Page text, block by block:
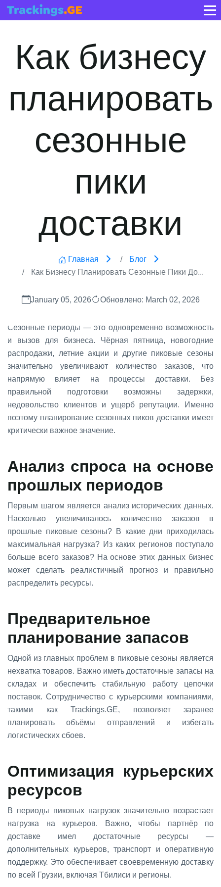
Как бизнесу
планировать
сезонные
пики
доставки
Главная
Блог
Как Бизнесу Планировать Сезонные Пики До...
January 05, 2026 Обновлено: March 02, 2026
Сезонные периоды — это одновременно возможность
и вызов для бизнеса. Чёрная пятница, новогодние
распродажи, летние акции и другие пиковые сезоны
значительно увеличивают количество заказов, что
напрямую влияет на процессы доставки. Без
правильной подготовки возможны задержки,
недовольство клиентов и ущерб репутации. Именно
поэтому планирование сезонных пиков доставки имеет
критически важное значение.
Анализ спроса на основе
прошлых периодов
Первым шагом является анализ исторических данных.
Насколько увеличивалось количество заказов в
прошлые пиковые сезоны? В какие дни приходилась
максимальная нагрузка? Из каких регионов поступало
больше всего заказов? На основе этих данных бизнес
может сделать реалистичный прогноз и правильно
распределить ресурсы.
Предварительное
планирование запасов
Одной из главных проблем в пиковые сезоны является
нехватка товаров. Важно иметь достаточные запасы на
складах и обеспечить стабильную работу цепочки
поставок. Сотрудничество с курьерскими компаниями,
такими как Trackings.GE, позволяет заранее
планировать объёмы отправлений и избегать
логистических сбоев.
Оптимизация курьерских
ресурсов
В периоды пиковых нагрузок значительно возрастает
нагрузка на курьеров. Важно, чтобы партнёр по
доставке имел достаточные ресурсы —
дополнительных курьеров, транспорт и оперативную
поддержку. Это обеспечивает своевременную доставку
по всей Грузии, включая Тбилиси и регионы.